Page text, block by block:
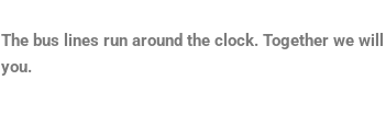
The bus lines run around the clock. Together we
you.